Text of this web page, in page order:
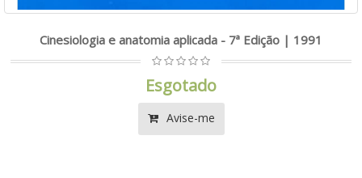
Cinesiologia e anatomia aplicada - 7ª Edição | 1991
Esgotado
Avise-me